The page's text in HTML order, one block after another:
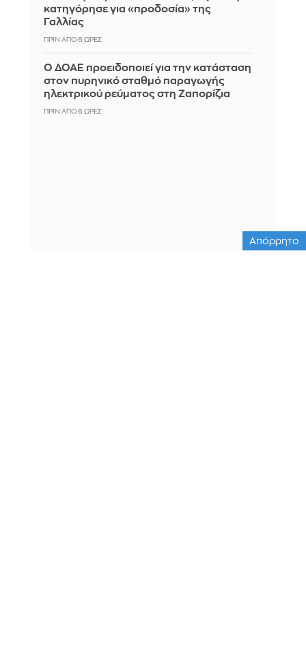
κατηγόρησε για «προδοσία» της
Γαλλίας
ΠΡΙΝ ΑΠΌ 6 ΏΡΕΣ
Ο ΔΟΑΕ προειδοποιεί για την κατάσταση
στον πυρηνικό σταθμό παραγωγής
ηλεκτρικού ρεύματος στη Ζαπορίζια
ΠΡΙΝ ΑΠΌ 6 ΏΡΕΣ
Απόρρητο